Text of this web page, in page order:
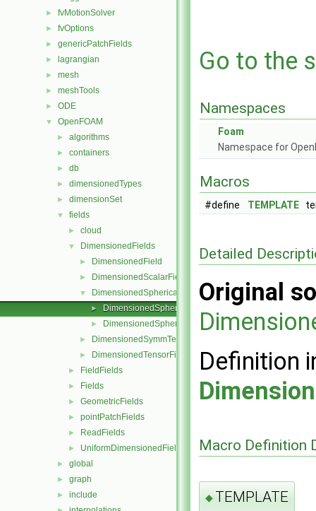
► fvMotionSolver
► fvOptions
► genericPatchFields
► lagrangian
► mesh
► meshTools
► ODE
▼ OpenFOAM
► algorithms
► containers
► db
► dimensionedTypes
► dimensionSet
▼ fields
► cloud
▼ DimensionedFields
► DimensionedField
► DimensionedScalarField
▼ DimensionedSphericalTensorField
► DimensionedSphericalTensorField.C
► DimensionedSphericalTensorField.H
► DimensionedSymmTensorField
► DimensionedTensorField
► FieldFields
► Fields
► GeometricFields
► pointPatchFields
► ReadFields
► UniformDimensionedFields
► global
► graph
► include
Go to the
Namespaces
Foam
Namespace for
Macros
#define TEMPLATE
Detailed
Original
Definition
Macro Definition
◆ TEMPLATE